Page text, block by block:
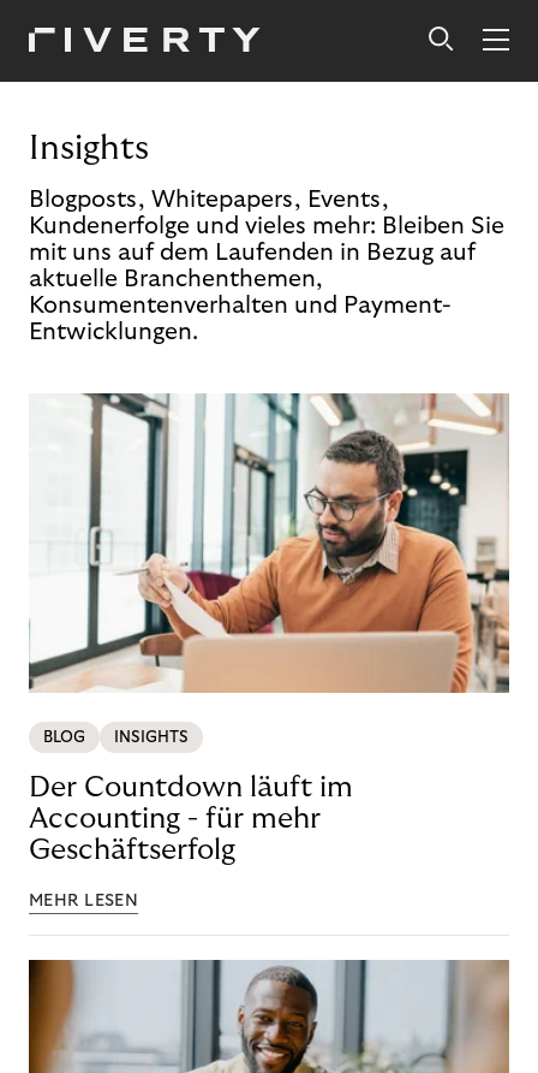
Insights
Blogposts, Whitepapers, Events,
Kundenerfolge und vieles mehr: Bleiben Sie
mit uns auf dem Laufenden in Bezug auf
aktuelle Branchenthemen,
Konsumentenverhalten und Payment-
Entwicklungen.
BLOG INSIGHTS
Der Countdown läuft im
Accounting - für mehr
Geschäftserfolg
MEHR LESEN